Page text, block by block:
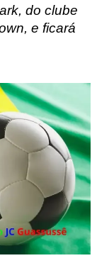
do clube
, e ficará